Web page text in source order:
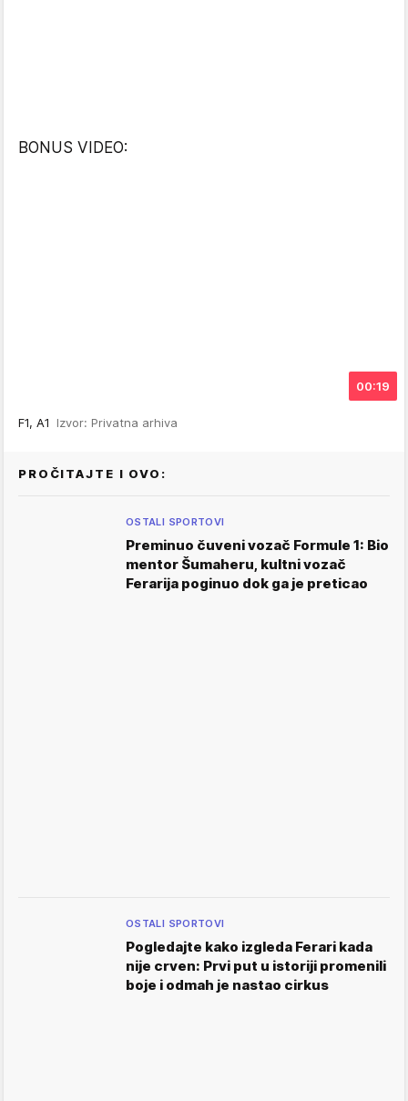
BONUS VIDEO:
00:19
F1, A1 Izvor: Privatna arhiva
PROČITAJTE I OVO:
OSTALI SPORTOVI
Preminuo čuveni vozač Formule 1: Bio
mentor Šumaheru, kultni vozač
Ferarija poginuo dok ga je preticao
OSTALI SPORTOVI
Pogledajte kako izgleda Ferari kada
nije crven: Prvi put u istoriji promenili
boje i odmah je nastao cirkus